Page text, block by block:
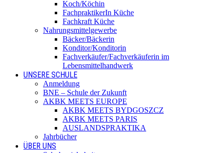
Koch/Köchin
FachpraktikerIn Küche
Fachkraft Küche
Nahrungsmittelgewerbe
Bäcker/Bäckerin
Konditor/Konditorin
Fachverkäufer/Fachverkäuferin im
Lebensmittelhandwerk
UNSERE SCHULE
Anmeldung
BNE – Schule der Zukunft
AKBK MEETS EUROPE
AKBK MEETS BYDGOSZCZ
AKBK MEETS PARIS
AUSLANDSPRAKTIKA
Jahrbücher
ÜBER UNS